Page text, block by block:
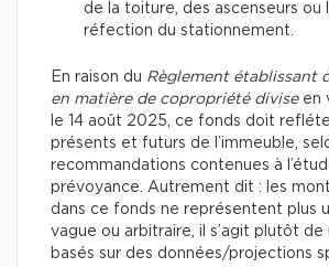
de la toiture, des ascenseurs ou
réfection du stationnement.
En raison du Règlement établissant
en matière de copropriété diviseen
le 14 août 2025, ce fonds doit
présents et futurs de l’immeuble,
recommandations contenues à
prévoyance. Autrement dit : les
dans ce fonds ne représentent plus
vague ou arbitraire, il s’agit plutôt de
basés sur des données/projections